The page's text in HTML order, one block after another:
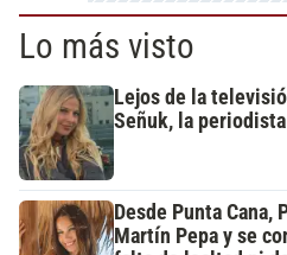
Lo más visto
Lejos de la
Señuk, la
Desde Punta Cana,
Martín Pepa y se